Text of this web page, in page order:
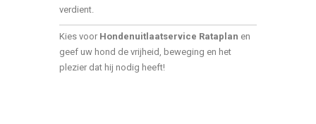
verdient.
Kies voor Hondenuitlaatservice Rataplan en
geef uw hond de vrijheid, beweging en het
plezier dat hij nodig heeft!